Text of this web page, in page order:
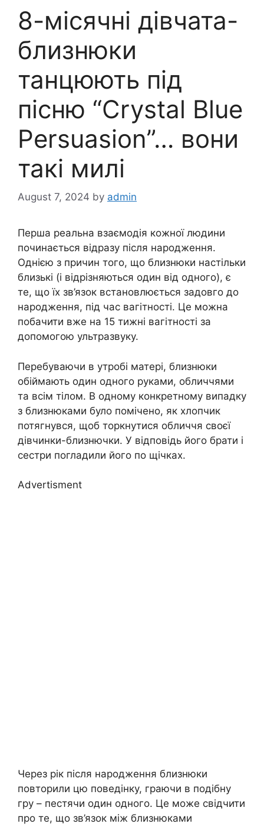
8-місячні дівчата-
близнюки
танцюють під
пісню “Crystal Blue
Persuasion”… вони
такі милі
August 7, 2024 by admin
Перша реальна взаємодія кожної людини
починається відразу після народження.
Однією з причин того, що близнюки настільки
близькі (і відрізняються один від одного), є
те, що їх зв’язок встановлюється задовго до
народження, під час вагітності. Це можна
побачити вже на 15 тижні вагітності за
допомогою ультразвуку.
Перебуваючи в утробі матері, близнюки
обіймають один одного руками, обличчями
та всім тілом. В одному конкретному випадку
з близнюками було помічено, як хлопчик
потягнувся, щоб торкнутися обличчя своєї
дівчинки-близнючки. У відповідь його брати і
сестри погладили його по щічках.
Advertisment
Через рік після народження близнюки
повторили цю поведінку, граючи в подібну
гру – пестячи один одного. Це може свідчити
про те, що зв’язок між близнюками